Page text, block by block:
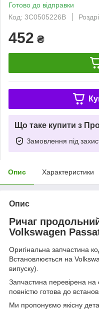
Готово до відправки
Код: 3C0505226B
452 ₴
Що таке купити з
Замовлення під
Опис Характеристики
Опис
Ричаг
Volkswagen
Оригінальна запчастина
Встановлюється на
випуску).
Запчастина перевірена на
повністю готова до
Ми пропонуємо якісну